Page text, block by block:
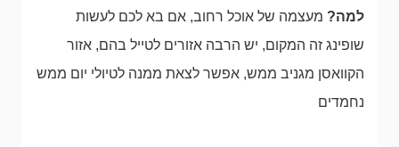
למה? מעצמה של אוכל רחוב, אם בא לכם לעשות
שופינג זה המקום, יש הרבה אזורים לטייל בהם, אזור
הקוואסן מגניב ממש, אפשר לצאת ממנה לטיולי יום ממש
נחמדים